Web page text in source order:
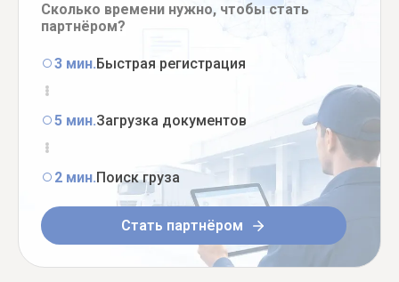
Сколько времени нужно, чтобы стать
партнёром?
3 мин.Быстрая регистрация
5 мин.Загрузка документов
2 мин.Поиск груза
Стать партнёром